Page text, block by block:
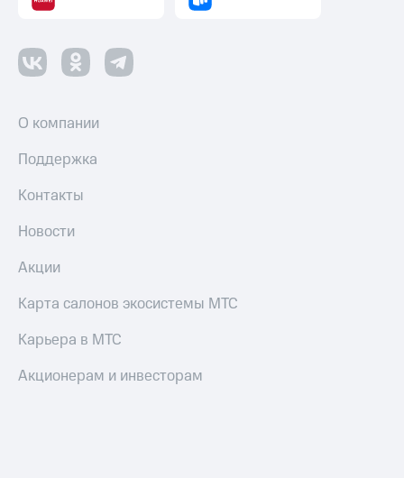
О компании
Поддержка
Контакты
Новости
Акции
Карта салонов экосистемы МТС
Карьера в МТС
Акционерам и инвесторам